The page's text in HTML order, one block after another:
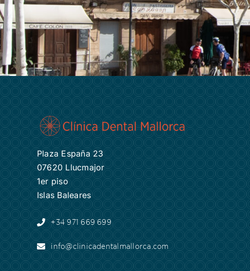
Plaza España 23
07620 Llucmajor
1er piso
Islas Baleares
+34 971 669 699
info@clinicadentalmallorca.com